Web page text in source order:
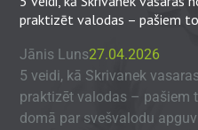
praktizēt valodas – pašiem
Jānis Luns27.04.2026
5 veidi, kā Skrivanek
praktizēt valodas – pašiem
domā par svešvalodu